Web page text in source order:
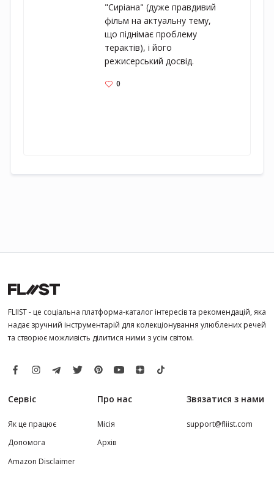
"Сиріана" (дуже правдивий
фільм на актуальну тему,
що піднімає проблему
терактів), і його
режисерський досвід.
0
FLIIST - це соціальна платформа-каталог інтересів та рекомендацій, яка
надає зручний інструментарій для колекціонування улюблених речей
та створює можливість ділитися ними з усім світом.
Сервіс
Як це працює
Допомога
Amazon Disclaimer
Про нас
Місія
Архів
Звязатися з нами
support@fliist.com